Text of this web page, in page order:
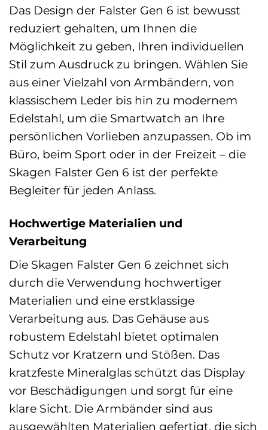
Das Design der Falster Gen 6 ist bewusst
reduziert gehalten, um Ihnen die
Möglichkeit zu geben, Ihren individuellen
Stil zum Ausdruck zu bringen. Wählen Sie
aus einer Vielzahl von Armbändern, von
klassischem Leder bis hin zu modernem
Edelstahl, um die Smartwatch an Ihre
persönlichen Vorlieben anzupassen. Ob im
Büro, beim Sport oder in der Freizeit – die
Skagen Falster Gen 6 ist der perfekte
Begleiter für jeden Anlass.
Hochwertige Materialien und
Verarbeitung
Die Skagen Falster Gen 6 zeichnet sich
durch die Verwendung hochwertiger
Materialien und eine erstklassige
Verarbeitung aus. Das Gehäuse aus
robustem Edelstahl bietet optimalen
Schutz vor Kratzern und Stößen. Das
kratzfeste Mineralglas schützt das Display
vor Beschädigungen und sorgt für eine
klare Sicht. Die Armbänder sind aus
ausgewählten Materialien gefertigt, die sich